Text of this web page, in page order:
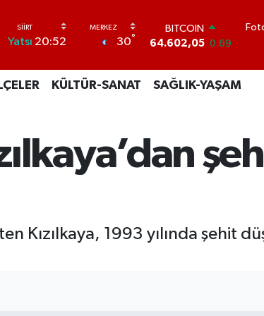
Yatsı 20:52 30°
DOLAR
47,6006 0.06
55,0250
STERLİN
BİST100
13.768
48
İLÇELER KÜLTÜR-SANAT SAĞLIK-YAŞAM
Kızılkaya, 1993 yılında şehit